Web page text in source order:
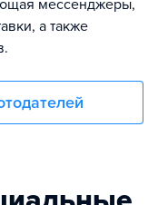
мессенджеры,
а также